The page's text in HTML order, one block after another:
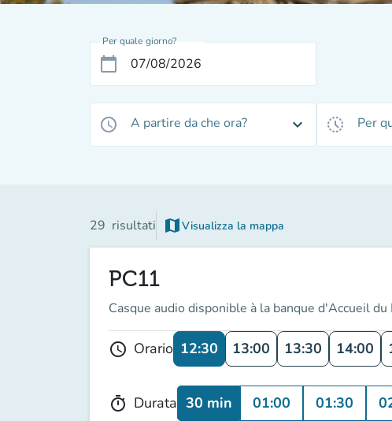
Per quale giorno?
calendar_today
access_time A partire da che ora? expand_more history_toggle_off Per
29 risultati map Visualizza la mappa
(nuova scheda)
PC11
Casque audio disponible à la banque d'Accueil du
schedule Orario 12:30 13:00 13:30 14:00
timer Durata 30 min 01:00 01:30